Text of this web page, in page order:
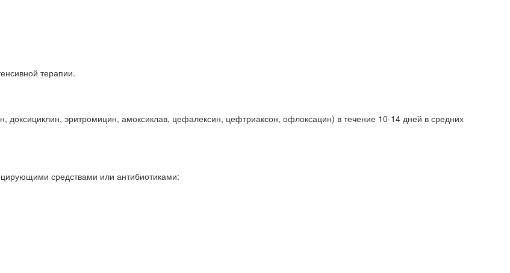
терапии.
доксициклин, эритромицин, амоксиклав, цефалексин, цефтриаксон, офлоксацин) в течение 10-14 дней в средних
средствами или антибиотиками: